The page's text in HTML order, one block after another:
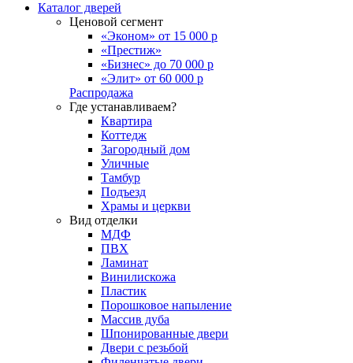
Каталог дверей
Ценовой сегмент
«Эконом» от 15 000 р
«Престиж»
«Бизнес» до 70 000 р
«Элит» от 60 000 р
Распродажа
Где устанавливаем?
Квартира
Коттедж
Загородный дом
Уличные
Тамбур
Подъезд
Храмы и церкви
Вид отделки
МДФ
ПВХ
Ламинат
Винилискожа
Пластик
Порошковое напыление
Массив дуба
Шпонированные двери
Двери с резьбой